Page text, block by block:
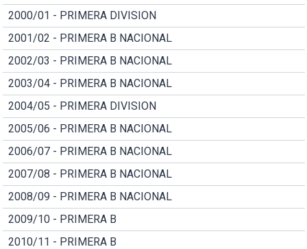
2000/01 - PRIMERA DIVISION
2001/02 - PRIMERA B NACIONAL
2002/03 - PRIMERA B NACIONAL
2003/04 - PRIMERA B NACIONAL
2004/05 - PRIMERA DIVISION
2005/06 - PRIMERA B NACIONAL
2006/07 - PRIMERA B NACIONAL
2007/08 - PRIMERA B NACIONAL
2008/09 - PRIMERA B NACIONAL
2009/10 - PRIMERA B
2010/11 - PRIMERA B